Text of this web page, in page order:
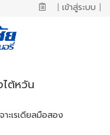
| เข้าสู่ระบบ |
ต้หวัน
าะเรเดียลมือสอง